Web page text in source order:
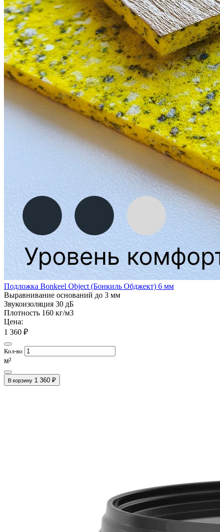
Подложка Bonkeel Object (Бонкиль Обджект) 6 мм
Выравнивание оснований до 3 мм
Звукоизоляция 30 дБ
Плотность 160 кг/м3
Цена:
1 360 ₽
Кол-во
м²
В корзину 1 360 ₽